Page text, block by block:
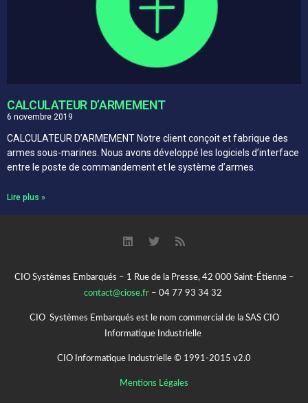
CALCULATEUR D’ARMEMENT
6 novembre 2019
CALCULATEUR D’ARMEMENT Notre client conçoit et fabrique des
armes sous-marines. Nous avons développé les logiciels d’interface
entre le poste de commandement et le système d’armes.
Lire plus »
CIO Systèmes Embarqués – 1 Rue de la Presse, 42 000 Saint-Étienne –
contact@ciose.fr – 04 77 93 34 32
CIO Systèmes Embarqués est le nom commercial de la SAS CIO
Informatique Industrielle
CIO Informatique Industrielle © 1991-2015 v2.0
Mentions Légales